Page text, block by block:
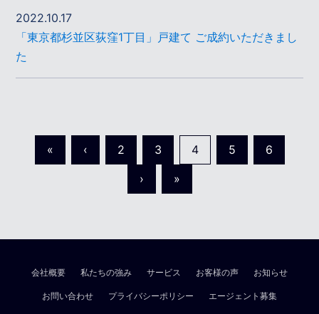
2022.10.17
「東京都杉並区荻窪1丁目」戸建て ご成約いただきまし
た
« ‹ 2 3 4 5 6
› »
会社概要 私たちの強み サービス お客様の声 お知らせ
お問い合わせ プライバシーポリシー エージェント募集